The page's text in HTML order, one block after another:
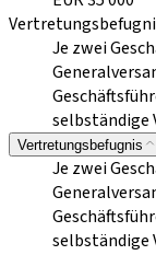
Je zwei
selbständige
Vertretungsbefugnis
Je zwei
selbständige